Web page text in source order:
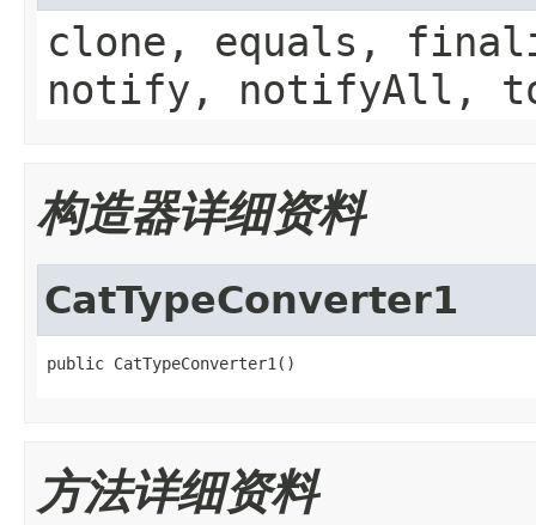
clone, equals,
notify, notifyAll,
构造器详细资料
CatTypeConverter1
public CatTypeConverter1()
方法详细资料